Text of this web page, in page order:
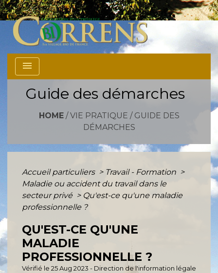
menu
Guide des démarches
HOME/ VIE PRATIQUE / GUIDE DES
DÉMARCHES
Accueil particuliers > Travail - Formation >
Maladie ou accident du travail dans le
secteur privé > Qu'est-ce qu'une maladie
professionnelle ?
QU'EST-CE QU'UNE
MALADIE
PROFESSIONNELLE ?
Vérifié le 25 Aug 2023 - Direction de l'information légale